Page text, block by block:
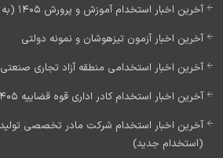
آخرین اخبار استخدام آموزش و پرورش 1405 (به زودی)
آخرین اخبار آزمون تیزهوشان و نمونه دولتی
آخرین اخبار استخدامی منطقه آزاد تجاری صنعتی 1405
آخرین اخبار استخدام کادر اداری قوه قضاییه 1405 (به زودی)
(استخدام جدید)